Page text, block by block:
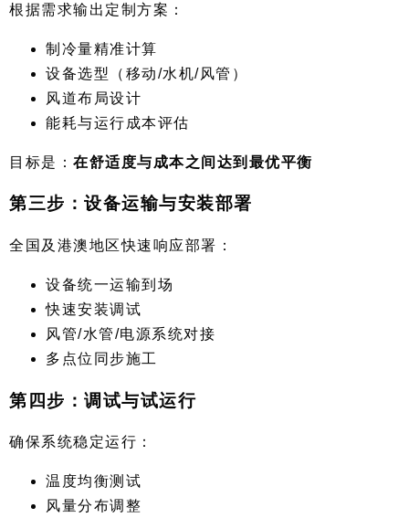
根据需求输出定制方案：
制冷量精准计算
设备选型（移动/水机/风管）
风道布局设计
能耗与运行成本评估
目标是： 在舒适度与成本之间达到最优平衡
第三步：设备运输与安装部署
全国及港澳地区快速响应部署：
设备统一运输到场
快速安装调试
风管/水管/电源系统对接
多点位同步施工
第四步：调试与试运行
确保系统稳定运行：
温度均衡测试
风量分布调整